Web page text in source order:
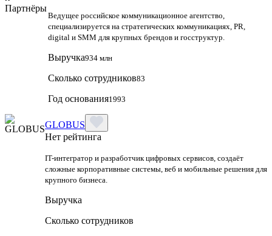
Ведущее российское коммуникационное агентство,
специализируется на стратегических коммуникациях, PR,
digital и SMM для крупных брендов и госструктур.
Выручка934 млн
Сколько сотрудников83
Год основания1993
GLOBUS
Нет рейтинга
IT-интегратор и разработчик цифровых сервисов, создаёт
сложные корпоративные системы, веб и мобильные решения для
крупного бизнеса.
Выручка
Сколько сотрудников